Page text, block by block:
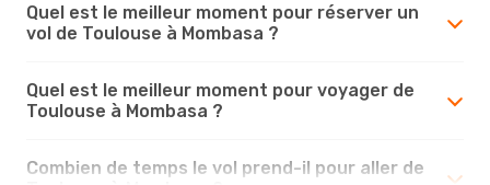
Quel est le meilleur moment pour réserver un
vol de Toulouse à Mombasa ?
Quel est le meilleur moment pour voyager de
Toulouse à Mombasa ?
Combien de temps le vol prend-il pour aller de